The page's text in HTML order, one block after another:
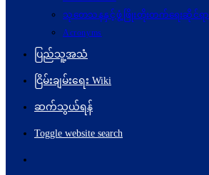
သုတေသနနှင့်ဖွံ့ဖြိုးတိုးတက်ရေးဆိုင်ရာ
Acronyms
ပြည်သူ့အသံ
ငြိမ်းချမ်းရေး Wiki
ဆက်သွယ်ရန်
Toggle website search